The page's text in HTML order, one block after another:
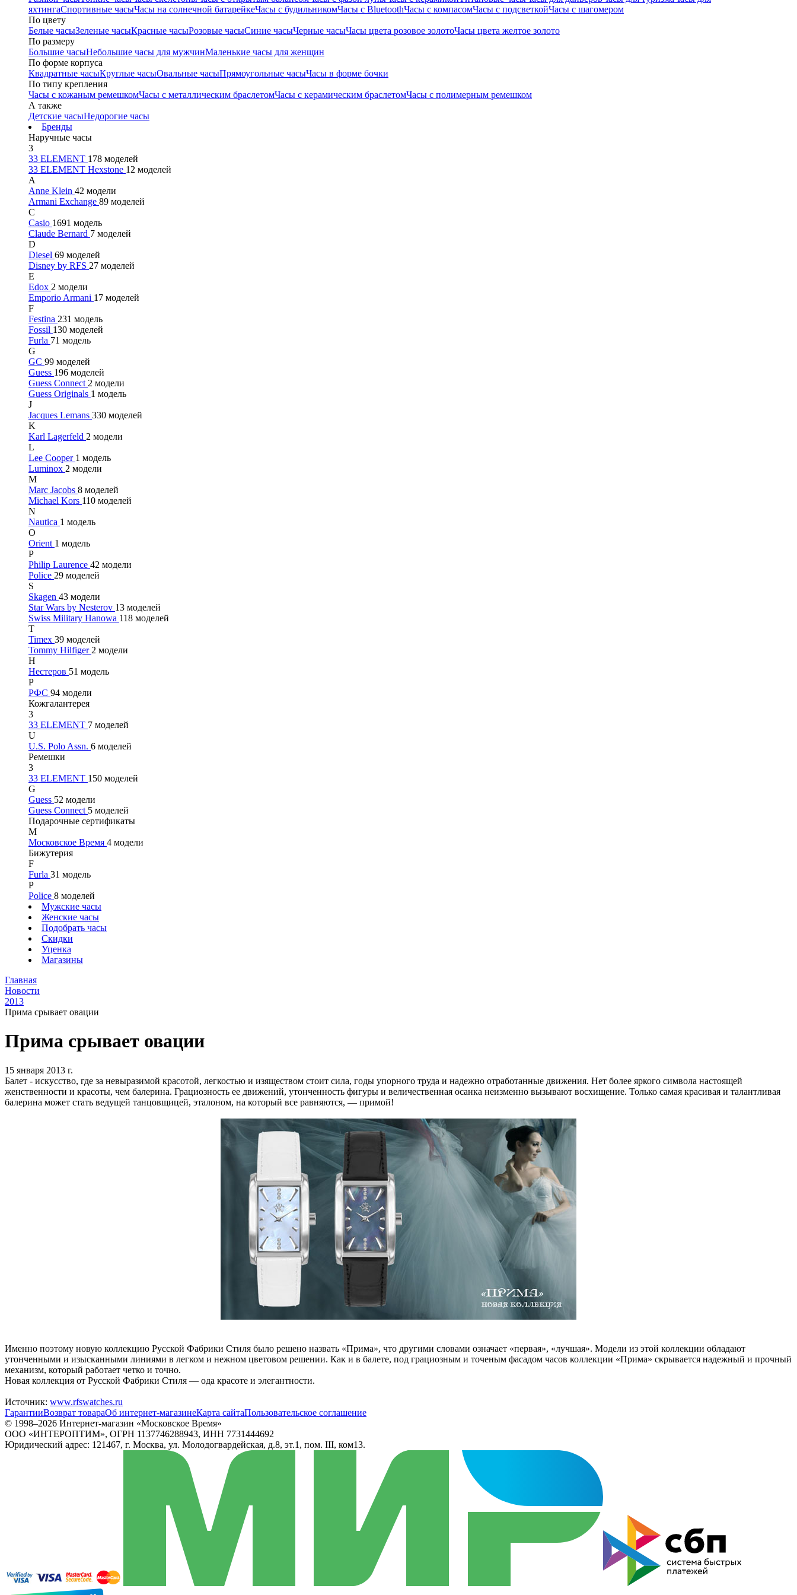
яхтингаСпортивные часыЧасы на солнечной батарейкеЧасы с будильникомЧасы с BluetoothЧасы с компасомЧасы с подсветкойЧасы с шагомером
По цвету
Белые часыЗеленые часыКрасные часыРозовые часыСиние часыЧерные часыЧасы цвета розовое золотоЧасы цвета желтое золото
По размеру
Большие часыНебольшие часы для мужчинМаленькие часы для женщин
По форме корпуса
Квадратные часыКруглые часыОвальные часыПрямоугольные часыЧасы в форме бочки
По типу крепления
Часы с кожаным ремешкомЧасы с металлическим браслетомЧасы с керамическим браслетомЧасы с полимерным ремешком
А также
Детские часыНедорогие часы
Бренды
Наручные часы
3
33 ELEMENT 178 моделей
33 ELEMENT Hexstone 12 моделей
A
Anne Klein 42 модели
Armani Exchange 89 моделей
C
Casio 1691 модель
Claude Bernard 7 моделей
D
Diesel 69 моделей
Disney by RFS 27 моделей
E
Edox 2 модели
Emporio Armani 17 моделей
F
Festina 231 модель
Fossil 130 моделей
Furla 71 модель
G
GC 99 моделей
Guess 196 моделей
Guess Connect 2 модели
Guess Originals 1 модель
J
Jacques Lemans 330 моделей
K
Karl Lagerfeld 2 модели
L
Lee Cooper 1 модель
Luminox 2 модели
M
Marc Jacobs 8 моделей
Michael Kors 110 моделей
N
Nautica 1 модель
O
Orient 1 модель
P
Philip Laurence 42 модели
Police 29 моделей
S
Skagen 43 модели
Star Wars by Nesterov 13 моделей
Swiss Military Hanowa 118 моделей
T
Timex 39 моделей
Tommy Hilfiger 2 модели
Н
Нестеров 51 модель
Р
РФС 94 модели
Кожгалантерея
3
33 ELEMENT 7 моделей
U
U.S. Polo Assn. 6 моделей
Ремешки
3
33 ELEMENT 150 моделей
G
Guess 52 модели
Guess Connect 5 моделей
Подарочные сертификаты
М
Московское Время 4 модели
Бижутерия
F
Furla 31 модель
P
Police 8 моделей
Мужские часы
Женские часы
Подобрать часы
Скидки
Уценка
Магазины
Главная
Новости
2013
Прима срывает овации
Прима срывает овации
15 января 2013 г.
Балет - искусство, где за невыразимой красотой, легкостью и изяществом стоит сила, годы упорного труда и надежно отработанные движения. Нет более яркого символа настоящей
женственности и красоты, чем балерина. Грациозность ее движений, утонченность фигуры и величественная осанка неизменно вызывают восхищение. Только самая красивая и талантливая
балерина может стать ведущей танцовщицей, эталоном, на который все равняются, — примой!
Именно поэтому новую коллекцию Русской Фабрики Стиля было решено назвать «Прима», что другими словами означает «первая», «лучшая». Модели из этой коллекции обладают
утонченными и изысканными линиями в легком и нежном цветовом решении. Как и в балете, под грациозным и точеным фасадом часов коллекции «Прима» скрывается надежный и прочный
механизм, который работает четко и точно.
Новая коллекция от Русской Фабрики Стиля — ода красоте и элегантности.
Источник: www.rfswatches.ru
ГарантииВозврат товараОб интернет-магазинеКарта сайтаПользовательское соглашение
© 1998–2026 Интернет-магазин «Московское Время»
ООО «ИНТЕРОПТИМ», ОГРН 1137746288943, ИНН 7731444692
Юридический адрес: 121467, г. Москва, ул. Молодогвардейская, д.8, эт.1, пом. III, ком13.